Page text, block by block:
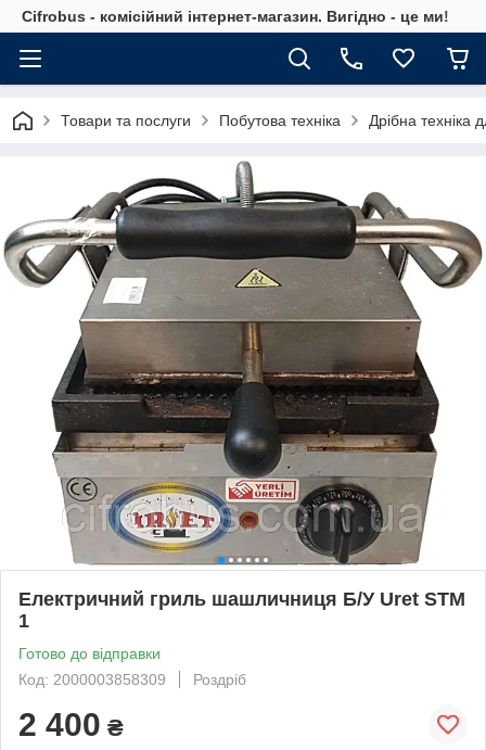
Cifrobus - комiсiйний iнтернет-магазин. Вигiдно - це ми!
Товари та послуги Побутова техніка Дрібна техніка
Електричний гриль шашличниця Б/У Uret STM
1
Готово до відправки
Код: 2000003858309
Роздріб
2 400 ₴